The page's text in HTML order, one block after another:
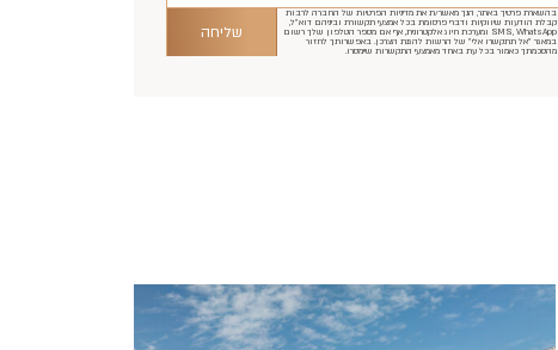
בהשארת פרטיך באתר, הנך מאשר/ת את מדיניות הפרטיות של החברה לרבות
קבלת הודעות שיווקיות ודברי פרסומת בכל אמצעי תקשורת וביניהם דוא"ל,
SMS, WhatsApp ומערכת חיוג אלקטרונית, אף אם מספר הטלפון שלך רשום
במאגר "אל תתקשרו אלי" של הרשות להגנת הצרכן. באפשרותך לחזור
מהסכמתך כאמור בכל עת באחד מאמצעי התקשרות שיימסרו.
שליחה